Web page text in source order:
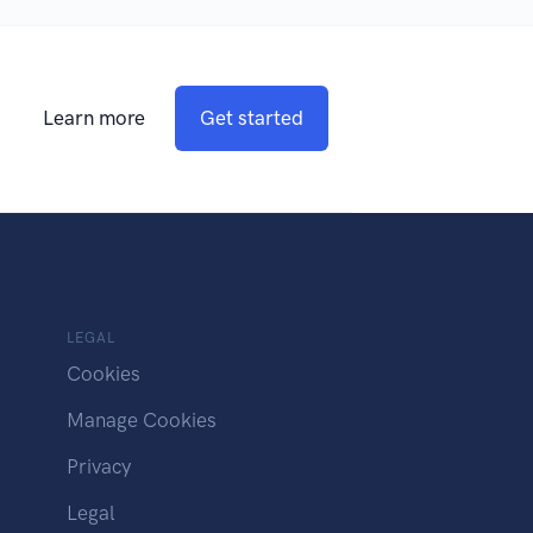
Learn more Get started
LEGAL
Cookies
Manage Cookies
Privacy
Legal